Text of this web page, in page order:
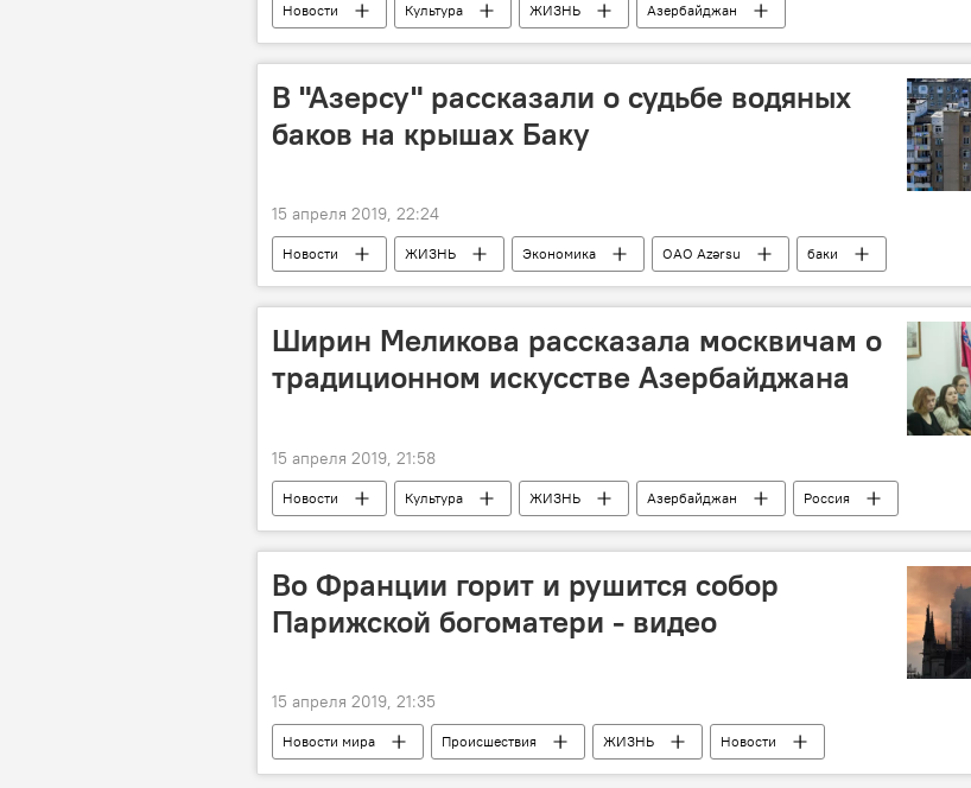
Новости Культура ЖИЗНЬ
Азербайджан
За кулисами и в свете софитов
Мири Юсиф откровения
В "Азерсу" рассказали о судьбе водяных
баков на крышах Баку
15 апреля 2019, 22:24
Новости ЖИЗНЬ Экономика ОАО Azərsu
баки
водопроводные линии
Ширин Меликова рассказала москвичам о
традиционном искусстве Азербайджана
15 апреля 2019, 21:58
Новости Культура ЖИЗНЬ Азербайджан
Россия
Азербайджанский Музей ковра
Лекции
МГУ имени Ломоносова
Во Франции горит и рушится собор
Парижской богоматери - видео
15 апреля 2019, 21:35
Новости мира Происшествия ЖИЗНЬ Новости